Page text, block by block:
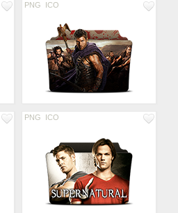
PNG ICO
PNG ICO